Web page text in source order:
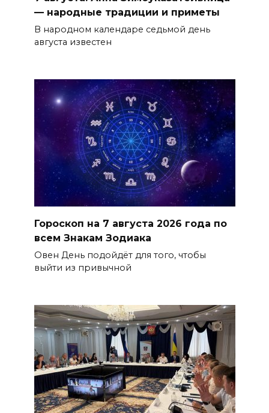
— народные традиции и приметы
В народном календаре седьмой день
августа известен
Гороскоп на 7 августа 2026 года по
всем Знакам Зодиака
Овен День подойдёт для того, чтобы
выйти из привычной